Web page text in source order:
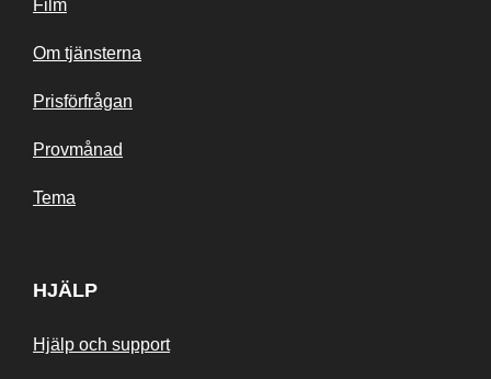
Film
Om tjänsterna
Prisförfrågan
Provmånad
Tema
HJÄLP
Hjälp och support